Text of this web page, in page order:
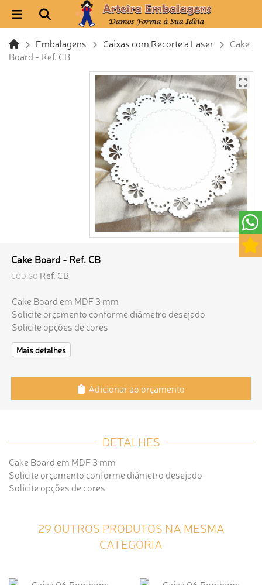
Embalagens Caixas com Recorte a Laser
Cake
Board - Ref. CB
Cake Board - Ref. CB
CÓDIGO Ref. CB
Cake Board em MDF 3 mm
Solicite orçamento conforme diâmetro desejado
Solicite opções de cores
Mais detalhes
Adicionar ao orçamento
DETALHES
Cake Board em MDF 3 mm
Solicite orçamento conforme diâmetro desejado
Solicite opções de cores
29 OUTROS PRODUTOS NA MESMA
CATEGORIA